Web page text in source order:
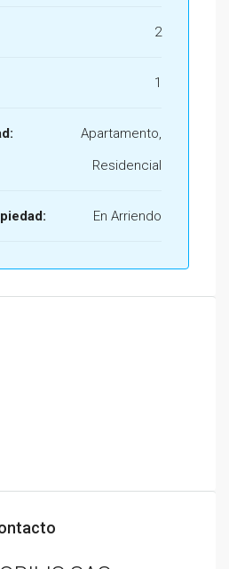
2
1
Apartamento,
Residencial
En Arriendo